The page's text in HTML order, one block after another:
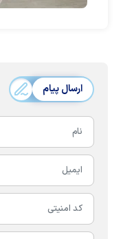
ارسال پیام